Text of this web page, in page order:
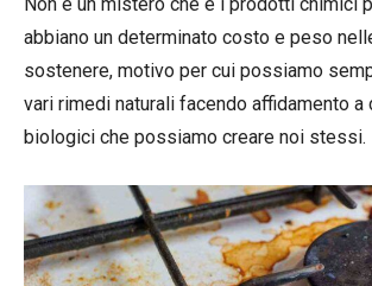
abbiano un determinato costo e peso
sostenere, motivo per cui possiamo
vari rimedi naturali facendo affidamento
biologici che possiamo creare noi stessi.